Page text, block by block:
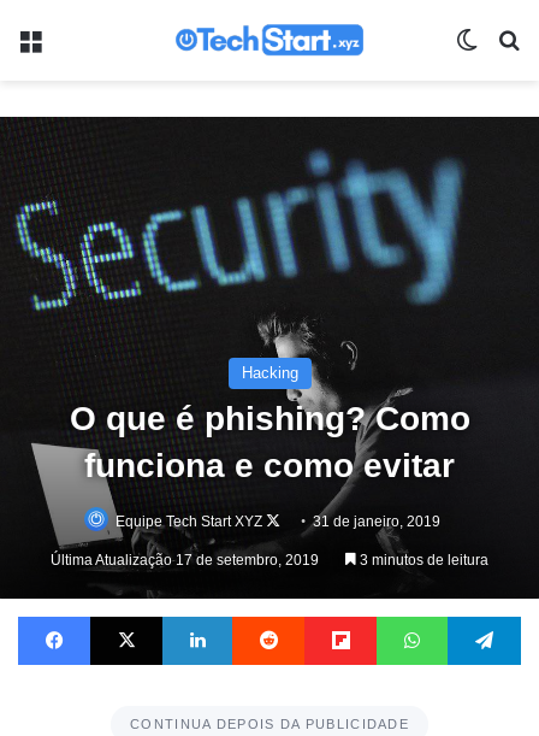
Menu
Hacking
O que é phishing? Como
funciona e como evitar
Equipe Tech Start XYZ
Follow31 de janeiro, 2019
Última Atualização 17 de setembro, 2019 3 minutos de leitura
Facebook X Linkedin Reddit Flipboard WhatsApp
CONTINUA DEPOIS DA PUBLICIDADE